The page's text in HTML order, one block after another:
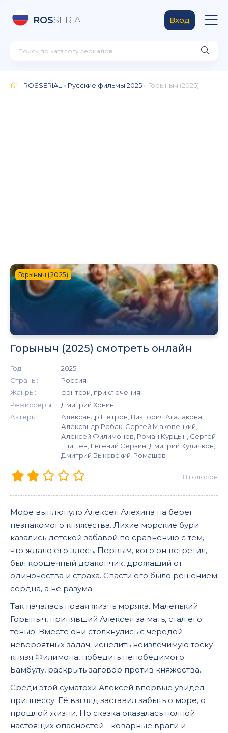
ROSSERIAL Вход
ROSSERIAL » Русские фильмы 2025 » Горыныч (2025)
Горыныч (2025)
Горыныч (2025) смотреть онлайн
Год:
2025
Страны:
Россия
Жанры:
фэнтези, приключения
Режиссёры:
Дмитрий Хонин
Актеры:
Александр Петров, Виктория Агалакова,
Александр Робак, Сергей Маковецкий,
Алексей Филимонов, Роман Курцын, Сергей
Епишев, Евгений Серзин, Дмитрий Куличков,
Дмитрий Быковский-Ромашов
8 голосов
Море выплюнуло Алексея Алехина на берег
незнакомого княжества. Лихие морские бури
казались детской забавой по сравнению с тем,
что ждало его здесь. Первым, кого он встретил,
был крошечный дракончик, дрожащий от
одиночества и страха. Спасти его было решением
сердца, а не разума.
Так началась новая жизнь моряка. Маленький
Горыныч, принявший Алексея за мать, стал его
тенью. Вместе они столкнулись с чередой
невероятных задач: исцелить неизлечимую тоску
князя Филимона, победить непобедимого
Бамбулу, раскрыть заговор против княжества.
Среди этой суматохи Алексей впервые увидел
принцессу. Её взгляд заставил забыть о море, о
прошлой жизни. Но сказка оказалась полной
настоящих опасностей - коварные враги и